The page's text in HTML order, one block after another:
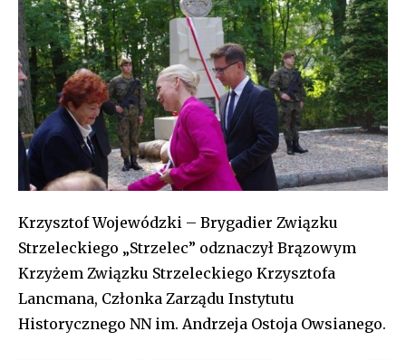
Krzysztof Wojewódzki – Brygadier Związku
Strzeleckiego „Strzelec” odznaczył Brązowym
Krzyżem Związku Strzeleckiego Krzysztofa
Lancmana, Członka Zarządu Instytutu
Historycznego NN im. Andrzeja Ostoja Owsianego.